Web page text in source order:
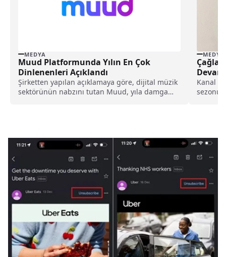
MEDYA
Muud Platformunda Yılın En Çok
Dinlenenleri Açıklandı
Şirketten yapılan açıklamaya göre, dijital müzik
sektörünün nabzını tutan Muud, yıla damga
MEDYA
Çağla
Kanal